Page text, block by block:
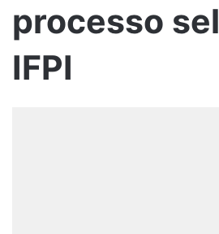
processo
IFPI